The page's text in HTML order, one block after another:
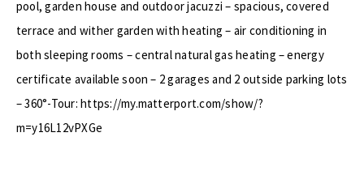
pool, garden house and outdoor jacuzzi – spacious, covered
terrace and wither garden with heating – air conditioning in
both sleeping rooms – central natural gas heating – energy
certificate available soon – 2 garages and 2 outside parking lots
– 360°-Tour: https://my.matterport.com/show/?
m=y16L12vPXGe